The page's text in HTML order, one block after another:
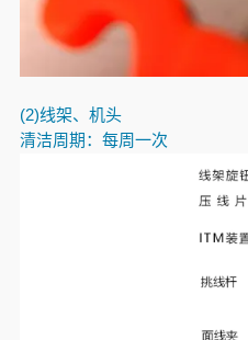
(2)线架、机头
清洁周期：每周一次